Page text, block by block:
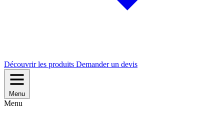
Découvrir les produits Demander un devis
Menu
Menu